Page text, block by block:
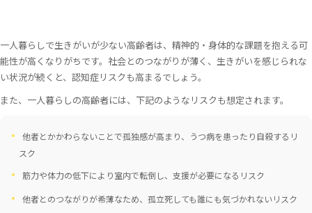
一人暮らしで生きがいが少ない高齢者は、精神的・身体的な課題を抱える可
能性が高くなりがちです。社会とのつながりが薄く、生きがいを感じられな
い状況が続くと、認知症リスクも高まるでしょう。
また、一人暮らしの高齢者には、下記のようなリスクも想定されます。
他者とかかわらないことで孤独感が高まり、うつ病を患ったり自殺するリ
スク
筋力や体力の低下により室内で転倒し、支援が必要になるリスク
他者とのつながりが希薄なため、孤立死しても誰にも気づかれないリスク